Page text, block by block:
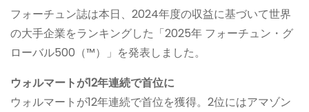
フォーチュン誌は本日、2024年度の収益に基づいて世界
の大手企業をランキングした「2025年 フォーチュン・グ
ローバル500（™）」を発表しました。
ウォルマートが12年連続で首位に
ウォルマートが12年連続で首位を獲得。2位にはアマゾン